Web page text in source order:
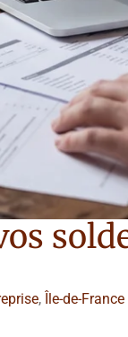
, Île-de-France